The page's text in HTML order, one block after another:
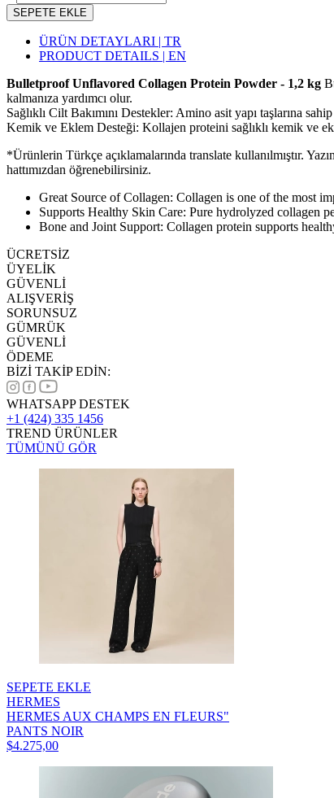
SEPETE EKLE
ÜRÜN DETAYLARI | TR
PRODUCT DETAILS | EN
Bulletproof Unflavored Collagen Protein Powder - 1,2 kg
kalmanıza yardımcı olur.
Sağlıklı Cilt Bakımını Destekler: Amino asit yapı taşlarına
Kemik ve Eklem Desteği: Kollajen proteini sağlıklı kemik ve
*Ürünlerin Türkçe açıklamalarında translate kullanılmıştır.
hattımızdan öğrenebilirsiniz.
Great Source of Collagen: Collagen is one of the most
Supports Healthy Skin Care: Pure hydrolyzed collagen
Bone and Joint Support: Collagen protein supports
ÜCRETSİZ
ÜYELİK
GÜVENLİ
ALIŞVERİŞ
SORUNSUZ
GÜMRÜK
GÜVENLİ
ÖDEME
BİZİ TAKİP EDİN:
WHATSAPP DESTEK
+1 (424) 335 1456
TREND ÜRÜNLER
TÜMÜNÜ GÖR
SEPETE EKLE
HERMES
HERMES AUX CHAMPS EN FLEURS"
PANTS NOIR
$4.275,00